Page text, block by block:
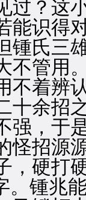
过？这
识得对
锺氏三
不管用
不着辨
十余招
强，于
怪招源
，硬打
。锺兆